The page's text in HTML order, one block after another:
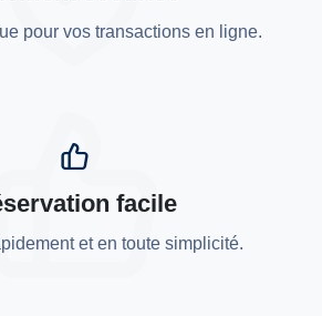
pour vos transactions en ligne.
facile
et en toute simplicité.